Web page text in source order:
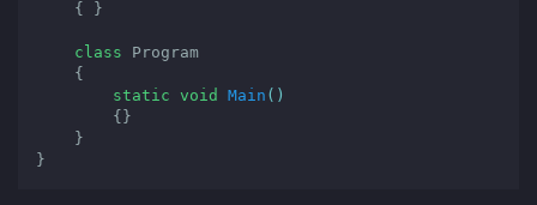
class Program
static void Main ()
{}
}